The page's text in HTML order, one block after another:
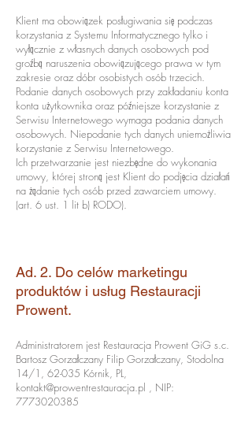
Klient ma obowiązek posługiwania się podczas
korzystania z Systemu Informatycznego tylko i
wyłącznie z własnych danych osobowych pod
groźbą naruszenia obowiązującego prawa w tym
zakresie oraz dóbr osobistych osób trzecich.
Podanie danych osobowych przy zakładaniu konta
konta użytkownika oraz późniejsze korzystanie z
Serwisu Internetowego wymaga podania danych
osobowych. Niepodanie tych danych uniemożliwia
korzystanie z Serwisu Internetowego.
Ich przetwarzanie jest niezbędne do wykonania
umowy, której stroną jest Klient do podjęcia działań
na żądanie tych osób przed zawarciem umowy.
(art. 6 ust. 1 lit b) RODO).
Ad. 2. Do celów marketingu
produktów i usług Restauracji
Prowent.
Administratorem jest Restauracja Prowent GiG s.c.
Bartosz Gorzałczany Filip Gorzałczany, Stodolna
14/1, 62-035 Kórnik, PL,
kontakt@prowentrestauracja.pl , NIP:
7773020385